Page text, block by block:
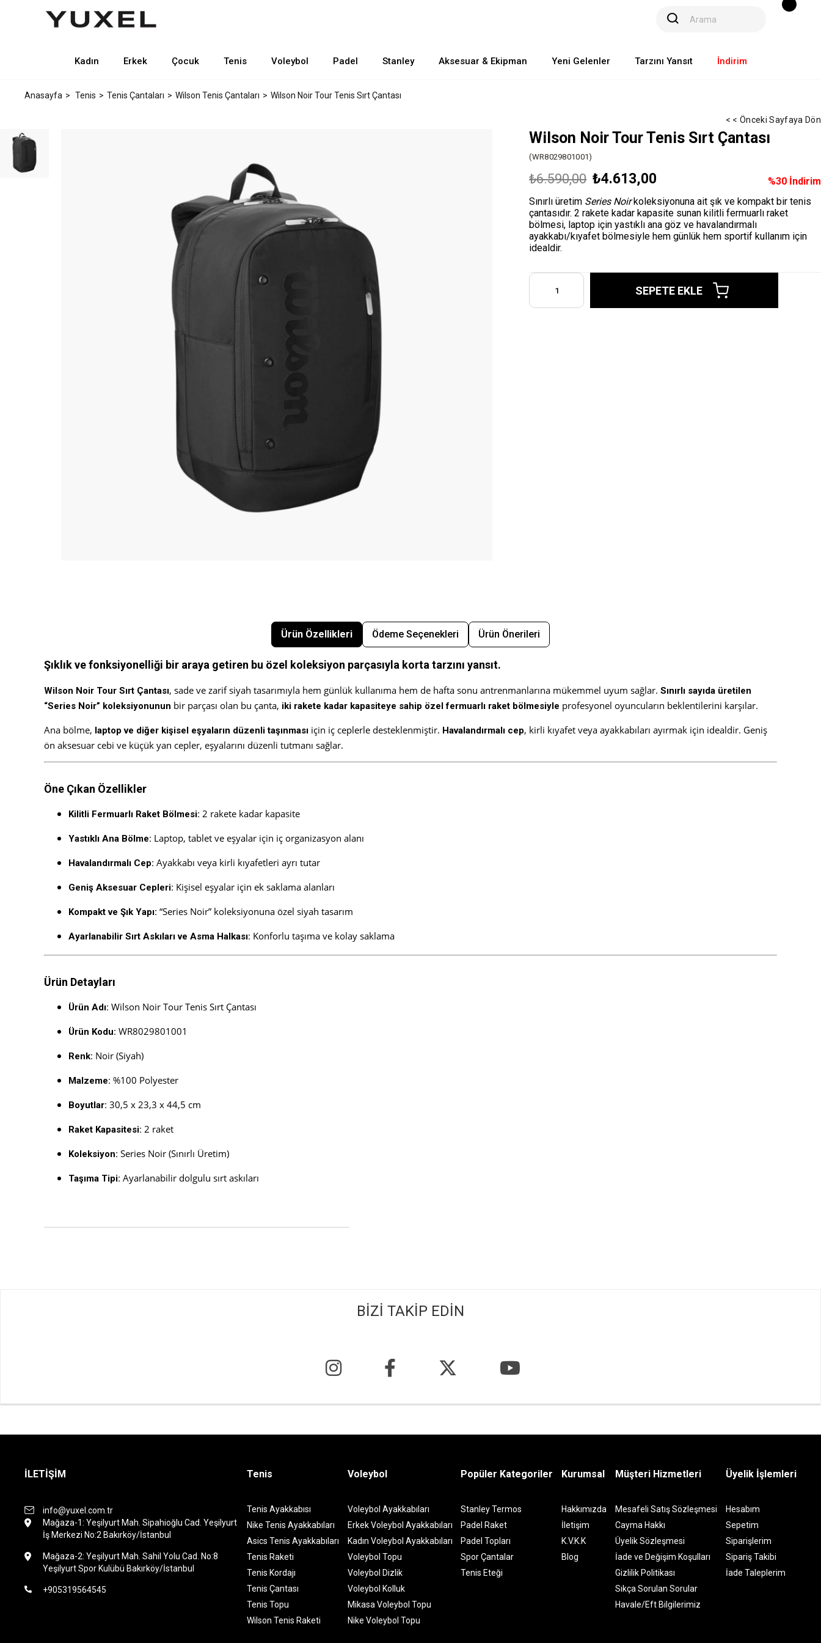
Kadın Erkek Çocuk Tenis Voleybol Padel Stanley Aksesuar & Ekipman Yeni Gelenler Tarzını Yansıt İndirim
Anasayfa Tenis Tenis Çantaları Wilson Tenis Çantaları Wilson Noir Tour Tenis Sırt Çantası
< < Önceki Sayfaya Dön
Wilson Noir Tour Tenis Sırt Çantası
(WR8029801001)
%30İndirim
₺6.590,00 ₺4.613,00
Sınırlı üretim Series Noirkoleksiyonuna ait şık ve kompakt bir tenis
çantasıdır. 2 rakete kadar kapasite sunan kilitli fermuarlı raket
bölmesi, laptop için yastıklı ana göz ve havalandırmalı
ayakkabı/kıyafet bölmesiyle hem günlük hem sportif kullanım için
idealdir.
Ürün Özellikleri Ödeme Seçenekleri Ürün Önerileri
Şıklık ve fonksiyonelliği bir araya getiren bu özel koleksiyon parçasıyla korta tarzını yansıt.
Wilson Noir Tour Sırt Çantası, sade ve zarif siyah tasarımıyla hem günlük kullanıma hem de hafta sonu antrenmanlarına mükemmel uyum sağlar. Sınırlı sayıda üretilen
“Series Noir” koleksiyonunun bir parçası olan bu çanta, iki rakete kadar kapasiteye sahip özel fermuarlı raket bölmesiyle profesyonel oyuncuların beklentilerini karşılar.
Ana bölme, laptop ve diğer kişisel eşyaların düzenli taşınması için iç ceplerle desteklenmiştir. Havalandırmalı cep, kirli kıyafet veya ayakkabıları ayırmak için idealdir. Geniş
ön aksesuar cebi ve küçük yan cepler, eşyalarını düzenli tutmanı sağlar.
Öne Çıkan Özellikler
Kilitli Fermuarlı Raket Bölmesi: 2 rakete kadar kapasite
Yastıklı Ana Bölme: Laptop, tablet ve eşyalar için iç organizasyon alanı
Havalandırmalı Cep: Ayakkabı veya kirli kıyafetleri ayrı tutar
Geniş Aksesuar Cepleri: Kişisel eşyalar için ek saklama alanları
Kompakt ve Şık Yapı: “Series Noir” koleksiyonuna özel siyah tasarım
Ayarlanabilir Sırt Askıları ve Asma Halkası: Konforlu taşıma ve kolay saklama
Ürün Detayları
Ürün Adı: Wilson Noir Tour Tenis Sırt Çantası
Ürün Kodu: WR8029801001
Renk: Noir (Siyah)
Malzeme: %100 Polyester
Boyutlar: 30,5 x 23,3 x 44,5 cm
Raket Kapasitesi: 2 raket
Koleksiyon: Series Noir (Sınırlı Üretim)
Taşıma Tipi: Ayarlanabilir dolgulu sırt askıları
BİZİ TAKİP EDİN
İLETİŞİM
info@yuxel.com.tr
Mağaza-1: Yeşilyurt Mah. Sipahioğlu Cad. Yeşilyurt
İş Merkezi No:2 Bakırköy/İstanbul
Mağaza-2: Yeşilyurt Mah. Sahil Yolu Cad. No:8
Yeşilyurt Spor Kulübü Bakırköy/İstanbul
+905319564545
Tenis
Tenis Ayakkabısı
Nike Tenis Ayakkabıları
Asics Tenis Ayakkabıları
Tenis Raketi
Tenis Kordajı
Tenis Çantası
Tenis Topu
Wilson Tenis Raketi
Voleybol
Voleybol Ayakkabıları
Erkek Voleybol Ayakkabıları
Kadın Voleybol Ayakkabıları
Voleybol Topu
Voleybol Dizlik
Voleybol Kolluk
Mikasa Voleybol Topu
Nike Voleybol Topu
Popüler Kategoriler
Stanley Termos
Padel Raket
Padel Topları
Spor Çantalar
Tenis Eteği
Kurumsal
Hakkımızda
İletişim
K.V.K.K
Blog
Müşteri Hizmetleri
Mesafeli Satış Sözleşmesi
Cayma Hakkı
Üyelik Sözleşmesi
İade ve Değişim Koşulları
Gizlilik Politikası
Sıkça Sorulan Sorular
Havale/Eft Bilgilerimiz
Üyelik İşlemleri
Hesabım
Sepetim
Siparişlerim
Sipariş Takibi
İade Taleplerim